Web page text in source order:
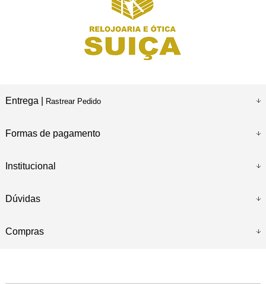
Entrega | Rastrear Pedido
Formas de pagamento
Institucional
Dúvidas
Compras